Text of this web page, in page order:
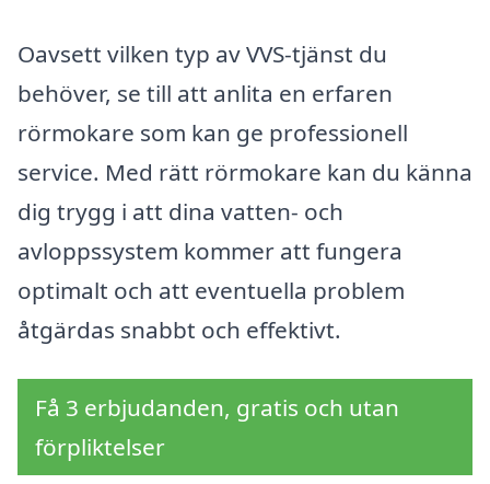
Oavsett vilken typ av VVS-tjänst du
behöver, se till att anlita en erfaren
rörmokare som kan ge professionell
service. Med rätt rörmokare kan du känna
dig trygg i att dina vatten- och
avloppssystem kommer att fungera
optimalt och att eventuella problem
åtgärdas snabbt och effektivt.
Få 3 erbjudanden, gratis och utan
förpliktelser